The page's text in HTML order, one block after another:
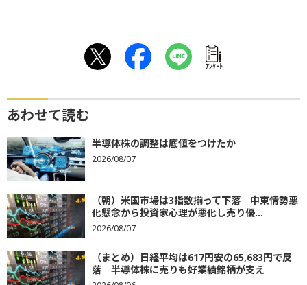
ｱﾝｹｰﾄ
あわせて読む
半導体株の調整は底値をつけたか
2026/08/07
（朝）米国市場は3指数揃って下落 中東情勢悪
化懸念から投資家心理が悪化し売り優...
2026/08/07
（まとめ）日経平均は617円安の65,683円で反
落 半導体株に売りも好業績銘柄が支え